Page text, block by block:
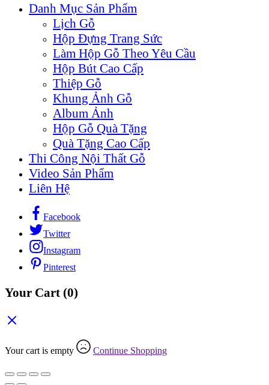
Danh Mục Sản Phẩm
Lịch Gỗ
Hộp Đựng Trang Sức
Làm Hộp Gỗ Theo Yêu Cầu
Hộp Bút Cao Cấp
Thiệp Gỗ
Khung Ảnh Gỗ
Album Ảnh
Hộp Gỗ Quà Tặng
Quà Tặng Cao Cấp
Thi Công Nội Thất Gỗ
Video Sản Phẩm
Liên Hệ
Facebook
Twitter
Instagram
Pinterest
Your Cart (0)
Your cart is empty Continue Shopping